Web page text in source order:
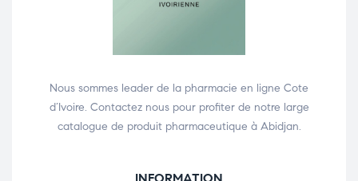
Nous sommes leader de la pharmacie en ligne Cote
d’Ivoire. Contactez nous pour profiter de notre large
catalogue de produit pharmaceutique à Abidjan.